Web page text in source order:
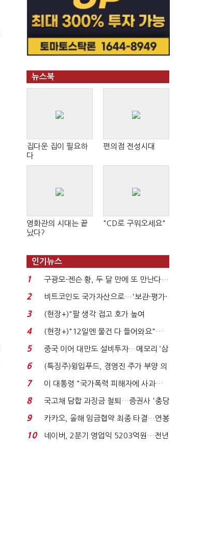
뉴스북
집다운 집이 필요하
다
편의점 전성시대
영화관의 시대는 끝
났다?
"CD로 구워오세요"
인기뉴스
1
구광모-젠슨 황, 두 달 만에 또 만난다…
로봇·AI 등 논...
2
비트코인도 국가자산으로…'보관·평가·
처분' 기준은 ...
3
(현장+)"팔 생각 접고 호가 높여
요"…'덜 똘똘한 한 채' 20...
4
(현장+)"12일엔 물건 다 들어와요"…
빈 매대 채우며 문 연 ...
5
중국 이어 대만도 설비투자…메모리 ‘삼
국전쟁’
6
(특징주)윙입푸드, 경영진 주가 부양 의
지에 상한가...
7
이 대통령 "국가폭력 피해자에 사과…
적극적 조사로 진...
8
국고채 담합 과징금 철퇴…증권사 '충당
금 폭탄' 우려...
9
카카오, 올해 임금협약 최종 타결…연봉
6.3% 인상·격려...
10
네이버, 2분기 영업익 5203억원…전년